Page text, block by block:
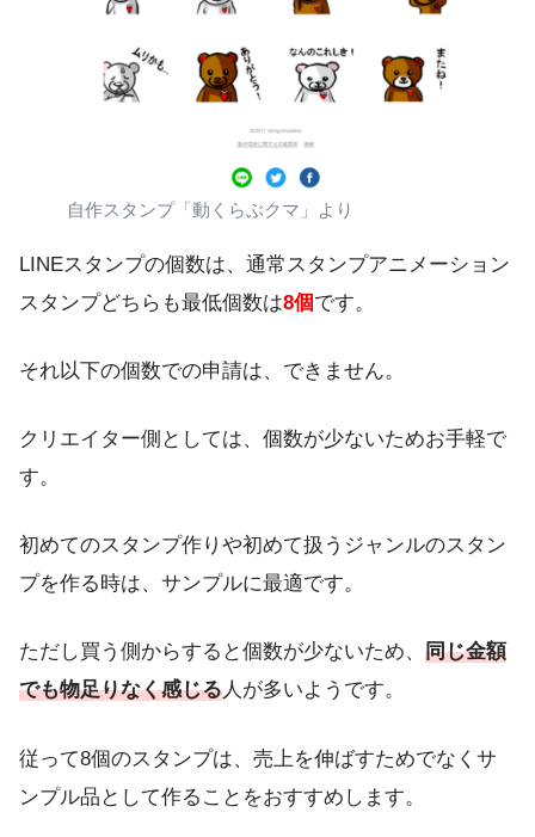
自作スタンプ「動くらぶクマ」より
LINEスタンプの個数は、通常スタンプアニメーション
スタンプどちらも最低個数は8個です。
それ以下の個数での申請は、できません。
クリエイター側としては、個数が少ないためお手軽で
す。
初めてのスタンプ作りや初めて扱うジャンルのスタン
プを作る時は、サンプルに最適です。
ただし買う側からすると個数が少ないため、 同じ金額
でも物足りなく感じる人が多いようです。
従って8個のスタンプは、 売上を伸ばすためでなくサ
ンプル品として作る ことをおすすめします。